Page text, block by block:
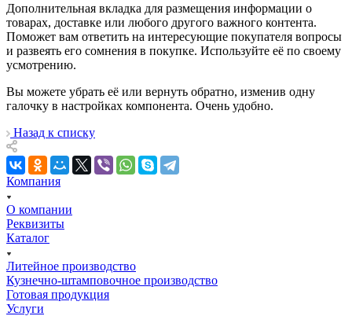
Дополнительная вкладка для размещения информации о
товарах, доставке или любого другого важного контента.
Поможет вам ответить на интересующие покупателя вопросы
и развеять его сомнения в покупке. Используйте её по своему
усмотрению.
Вы можете убрать её или вернуть обратно, изменив одну
галочку в настройках компонента. Очень удобно.
Назад к списку
Компания
О компании
Реквизиты
Каталог
Литейное производство
Кузнечно-штамповочное производство
Готовая продукция
Услуги